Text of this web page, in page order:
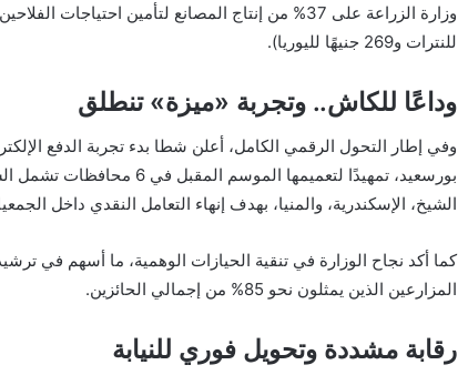
للنترات و269 جنيهًا لليوريا).
وداعًا للكاش.. وتجربة «ميزة» تنطلق
وفي إطار التحول الرقمي الكامل، أعلن شطا بدء تجربة الدفع
بورسعيد، تمهيدًا لتعميمها
الشيخ، الإسكندرية، والمنيا، بهدف إنهاء التعامل النقدي داخل
كما أكد نجاح الوزارة في تنقية الحيازات الوهمية، ما أسهم في
المزارعين الذين يمثلون نحو 85% من إجمالي الحائزين.
رقابة مشددة وتحويل فوري للنيابة